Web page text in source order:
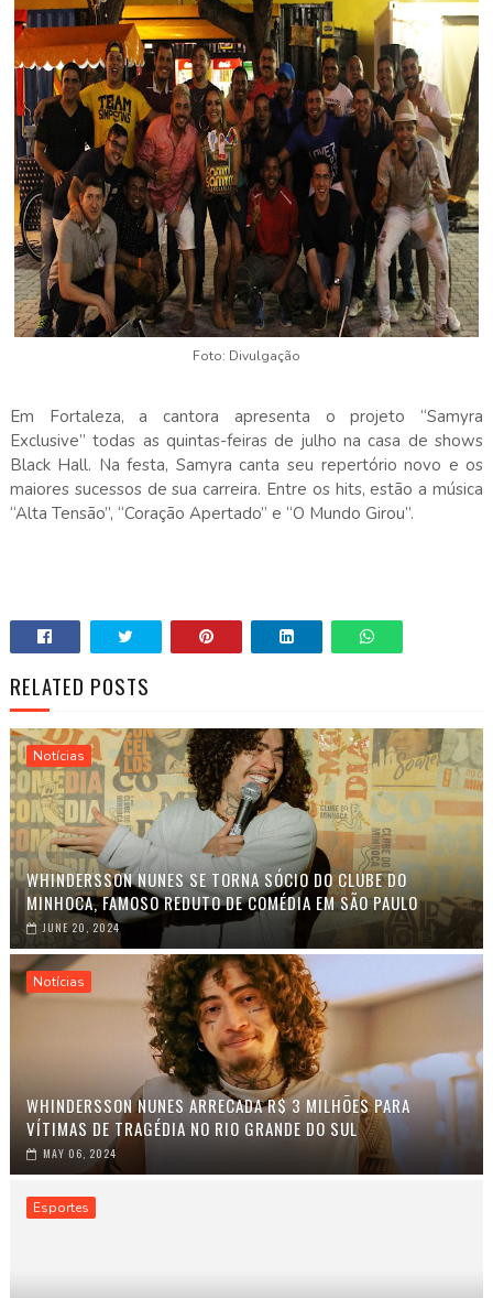
Foto: Divulgação
Em Fortaleza, a cantora apresenta o projeto “Samyra
Exclusive” todas as quintas-feiras de julho na casa de shows
Black Hall. Na festa, Samyra canta seu repertório novo e os
maiores sucessos de sua carreira. Entre os hits, estão a música
“Alta Tensão”, “Coração Apertado” e “O Mundo Girou”.
RELATED POSTS
Notícias
WHINDERSSON NUNES SE TORNA SÓCIO DO CLUBE DO
MINHOCA, FAMOSO REDUTO DE COMÉDIA EM SÃO PAULO
JUNE 20, 2024
Notícias
WHINDERSSON NUNES ARRECADA R$ 3 MILHÕES PARA
VÍTIMAS DE TRAGÉDIA NO RIO GRANDE DO SUL
MAY 06, 2024
Esportes